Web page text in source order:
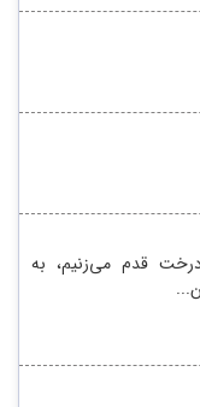
قدم می‌زنیم، به